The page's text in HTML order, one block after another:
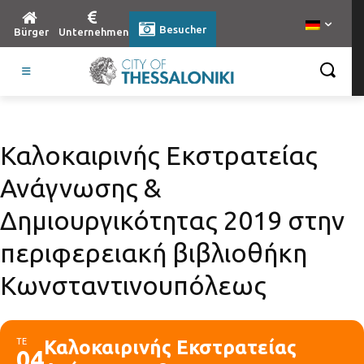
Bürger Unternehmen Besucher
Καλοκαιρινής Εκστρατείας
Ανάγνωσης &
Δημιουργικότητας 2019 στην
περιφερειακή βιβλιοθήκη
Κωνσταντινουπόλεως
ΤΕ
Καλοκαιρινής Εκστρατείας